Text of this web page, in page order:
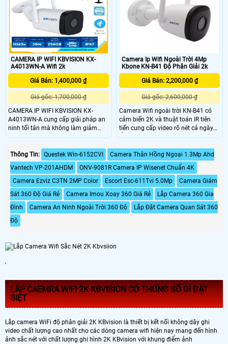
ninh, nhất là trong các ứng dụng tại
gia đình, văn phòng và các khu
công nghiệp, nhờ vào tính năng đa
dạng, khả năng giám sát tốt và tính
tiện dụng
màu sắc hình ảnh tốt hơn trong
điều kiện thiếu sáng
CAMERA IP WIFI KBVISION KX-
A4013WN-A Wifi 2k
Giá Bán: 1,400,000 ₫
Giá gốc: 1,700,000 ₫
CAMERA IP WIFI KBVISION KX-
A4013WN-A cung cấp giải pháp an
ninh tối tân mà không làm giảm
chất lượng, hiệu suất hoạt động cao
KX-A4013WN-A là dòng Camera
quan sát IP thiết kế nhỏ gọn nhẹ, độ
phân giải cao 4.0megapixel, tầm
quan sát xa 30m với công nghệ
hồng ngoại thông minh cùng các
tính năng thông minh khác.
Camera Ip Wifi Ngoài Trời 4Mp
Kbone KN-B41 Độ Phân Giải 2k
Giá Bán: 2,200,000 ₫
Giá gốc: 2,600,000 ₫
Camera Wifi ngoài trời KN-B41 có
cảm biến 2K và thuật toán IR tiên
tiến cung cấp video rõ nét cả ngày
lẫn đêm. Nén H.265 tiên tiến giúp
mức sử dụng bộ nhớ ở cùng chất
lượng video.
Thông Tin: Questek Win-6152CVI
Camera Thân Hồng Ngoại 1.3Mp Ahd
Vantech VP-201AHDM
ONV-9081R Camera IP Wisenet Chuẩn 4K
Camera Ezviz C3TN 2MP Color
Escort Esc-611Tvi 5.0Mp
Camera Giám
Sát 360 Độ Giá Rẻ
Camera Imou Xoay 360 Giá Rẻ
Lắp Camera 360 Gia
Đình
Camera An Ninh Ngoài Trời 360 Độ
Lắp Đặt Camera Quan Sát 360
Độ
'
LẮP CAEMRA WIFI 2K KBVISION CÓ THÔNG SỐ GÌ ĐẶT
BIỆT
Lắp camera WiFi độ phân giải 2K KBvision là thiết bị kết nối không dây ghi
video chất lượng cao nhất cho các dòng camera wifi hiện nay mang đến hình
ảnh sắc nét với chất lượng ghi hình 2K KBvision với khung điểm ảnh